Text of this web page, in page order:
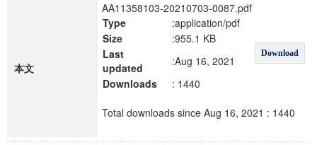
本文
AA11358103-20210703-0087.pdf
Type
:application/pdf
Download
Size
:955.1 KB
Last
updated
:Aug 16, 2021
Downloads
: 1440
Total downloads since Aug 16, 2021 : 1440